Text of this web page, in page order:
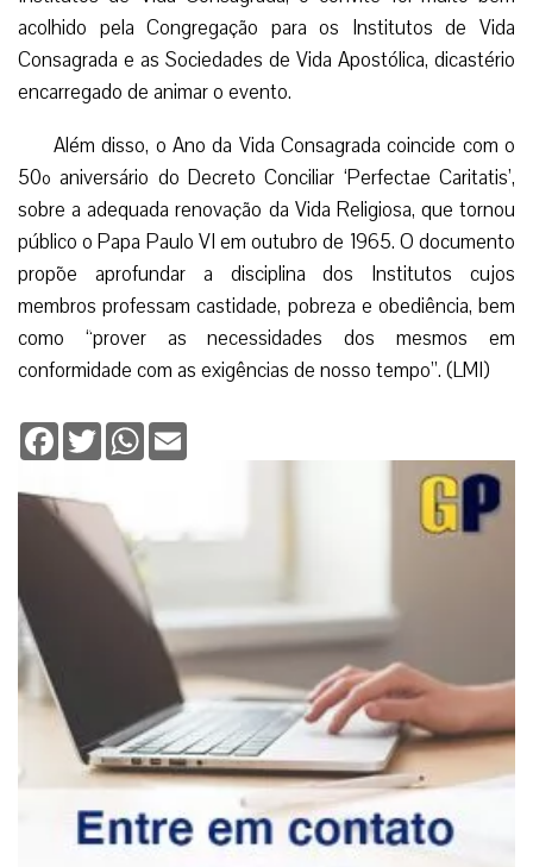
acolhido pela Congregação para os Institutos de Vida
Consagrada e as Sociedades de Vida Apostólica, dicastério
encarregado de animar o evento.
Além disso, o Ano da Vida Consagrada coincide com o
50º aniversário do Decreto Conciliar ‘Perfectae Caritatis’,
sobre a adequada renovação da Vida Religiosa, que tornou
público o Papa Paulo VI em outubro de 1965. O documento
propõe aprofundar a disciplina dos Institutos cujos
membros professam castidade, pobreza e obediência, bem
como “prover as necessidades dos mesmos em
conformidade com as exigências de nosso tempo”. (LMI)
Facebook
TwitterWhatsApp